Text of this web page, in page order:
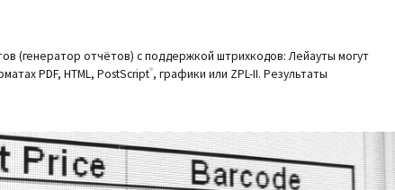
(генератор отчётов) с поддержкой штрихкодов: Лейауты могут
PDF, HTML, PostScript®, графики или ZPL-II. Результаты